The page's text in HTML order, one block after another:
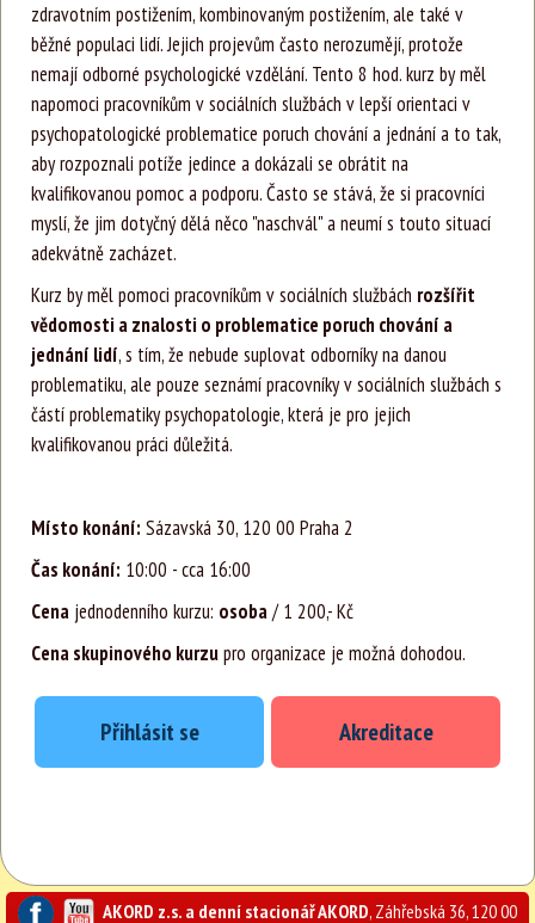
zdravotním postižením, kombinovaným postižením, ale také v
běžné populaci lidí. Jejich projevům často nerozumějí, protože
nemají odborné psychologické vzdělání. Tento 8 hod. kurz by měl
napomoci pracovníkům v sociálních službách v lepší orientaci v
psychopatologické problematice poruch chování a jednání a to tak,
aby rozpoznali potíže jedince a dokázali se obrátit na
kvalifikovanou pomoc a podporu. Často se stává, že si pracovníci
myslí, že jim dotyčný dělá něco "naschvál" a neumí s touto situací
adekvátně zacházet.
Kurz by měl pomoci pracovníkům v sociálních službách rozšířit
vědomosti a znalosti o problematice poruch chování a
jednání lidí, s tím, že nebude suplovat odborníky na danou
problematiku, ale pouze seznámí pracovníky v sociálních službách s
částí problematiky psychopatologie, která je pro jejich
kvalifikovanou práci důležitá.
Místo konání: Sázavská 30, 120 00 Praha 2
Čas konání: 10:00 - cca 16:00
Cena jednodenního kurzu: osoba/ 1 200,- Kč
Cena skupinového kurzupro organizace je možná dohodou.
Přihlásit se Akreditace
AKORD z.s. a denní stacionář AKORD, Záhřebská 36, 120 00